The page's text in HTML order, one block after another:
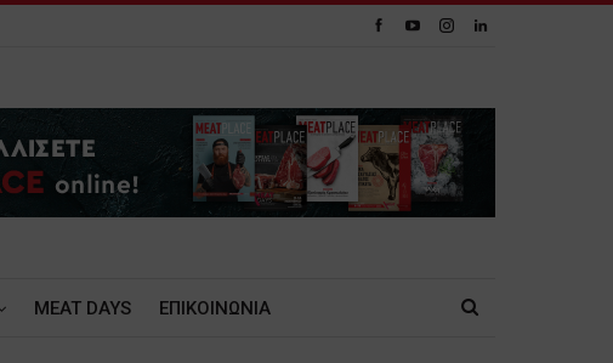
MEAT DAYS ΕΠΙΚΟΙΝΩΝΙΑ